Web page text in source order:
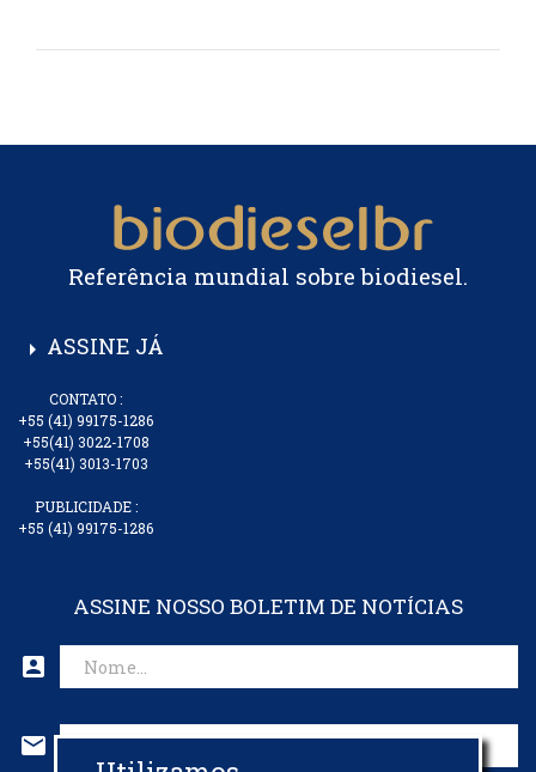
Referência mundial sobre biodiesel.
arrow_right ASSINE JÁ
CONTATO :
+55 (41) 99175-1286
+55(41) 3022-1708
+55(41) 3013-1703
PUBLICIDADE :
+55 (41) 99175-1286
ASSINE NOSSO BOLETIM DE NOTÍCIAS
account_box
mail